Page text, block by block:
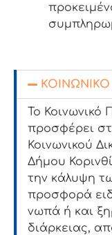
Το Κοινωνικό
προσφέρει
Κοινωνικού
Δήμου
την κάλυψη
προσφορά
νωπά ή και
διάρκειας,